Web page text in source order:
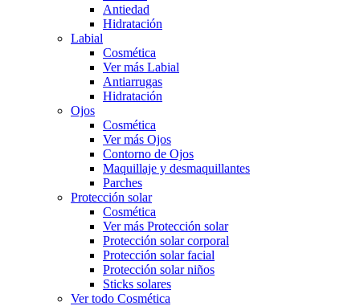
Antiedad
Hidratación
Labial
Cosmética
Ver más Labial
Antiarrugas
Hidratación
Ojos
Cosmética
Ver más Ojos
Contorno de Ojos
Maquillaje y desmaquillantes
Parches
Protección solar
Cosmética
Ver más Protección solar
Protección solar corporal
Protección solar facial
Protección solar niños
Sticks solares
Ver todo Cosmética